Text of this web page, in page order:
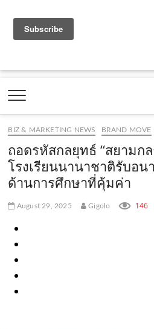
a
e
b
o
o
k
.
c
o
t
b
e
.
c
o
.
o
e
m
e
t
g
r
a
m
.
t
k
.
c
o
m
DIGITAL | CREATIVE |
BIZ & MARKETING NEWS BRAND MOVE
ถอดรหัสกลยุทธ์ “สยามก
โรงเรียนนานาชาติรับอน
ด้านการศึกษาที่คุ้มค่า
August 29, 2025 Gigolo 146